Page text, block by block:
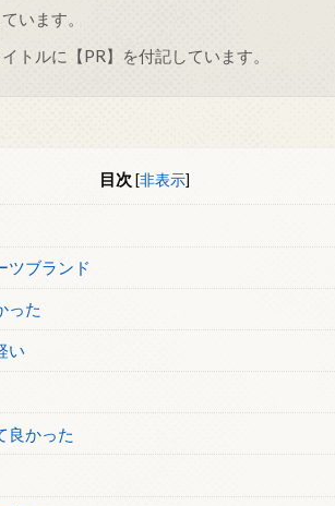
います。
トルに【PR】を付記しています。
目次 [非表示]
ツブランド
った
い
良かった